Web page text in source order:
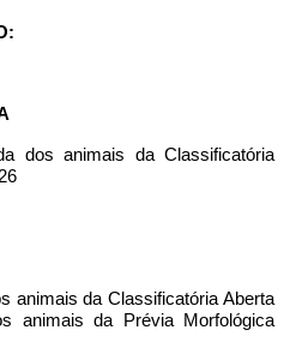
dos animais da Classificatória
animais da Classificatória Aberta
animais da Prévia Morfológica